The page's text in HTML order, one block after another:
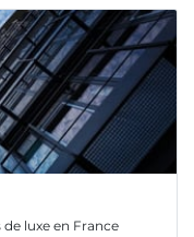
luxe en France